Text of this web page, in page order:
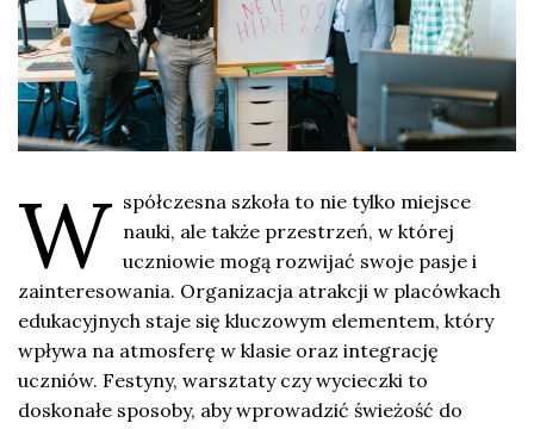
W spółczesna szkoła to nie tylko miejsce
nauki, ale także przestrzeń, w której
uczniowie mogą rozwijać swoje pasje i
zainteresowania. Organizacja atrakcji w placówkach
edukacyjnych staje się kluczowym elementem, który
wpływa na atmosferę w klasie oraz integrację
uczniów. Festyny, warsztaty czy wycieczki to
doskonałe sposoby, aby wprowadzić świeżość do